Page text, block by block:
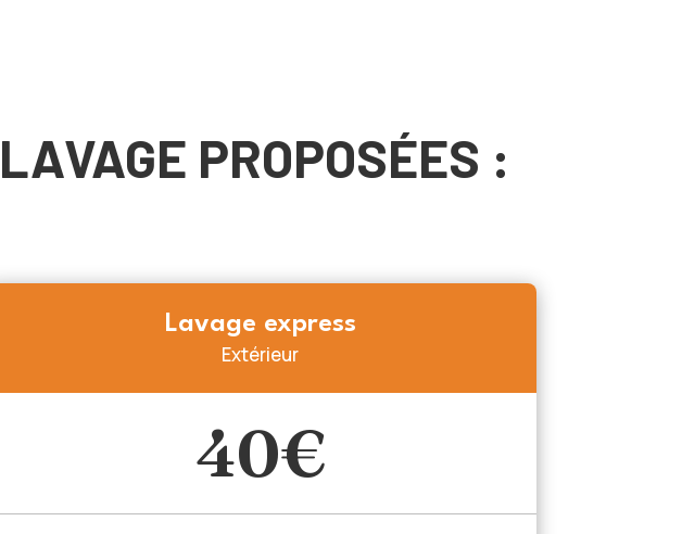
PROPOSÉES :
Lavage express
Extérieur
40€